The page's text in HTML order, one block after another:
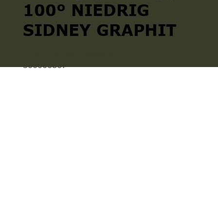
100º NIEDRIG
SIDNEY GRAPHIT
300006867